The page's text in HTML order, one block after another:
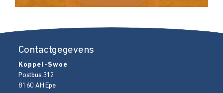
Contactgegevens
Koppel-Swoe
Postbus 312
8160 AH Epe